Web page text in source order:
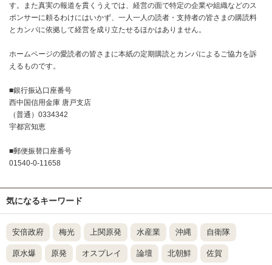
す。また真実の報道を貫くうえでは、経営の面で特定の企業や組織などのス
ポンサーに頼るわけにはいかず、一人一人の読者・支持者の皆さまの購読料
とカンパに依拠して経営を成り立たせるほかはありません。
ホームページの愛読者の皆さまに本紙の定期購読とカンパによるご協力を訴
えるものです。
■銀行振込口座番号
西中国信用金庫 唐戸支店
（普通）0334342
宇都宮知恵
■郵便振替口座番号
01540-0-11658
気になるキーワード
安倍政府 梅光 上関原発 水産業 沖縄 自衛隊
原水爆 原発 オスプレイ 論壇 北朝鮮 佐賀